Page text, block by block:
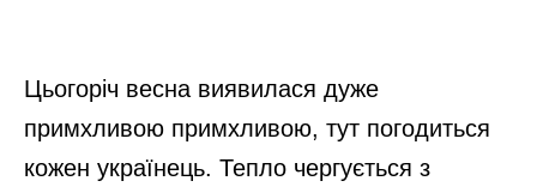
Цьогоріч весна виявилася дуже
примхливою примхливою, тут погодиться
кожен українець. Тепло чергується з